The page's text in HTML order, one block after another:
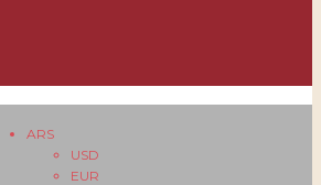
ARS
USD
EUR